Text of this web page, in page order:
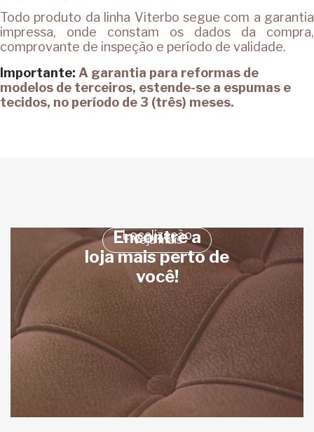
Todo produto da linha Viterbo segue com a garantia
impressa, onde constam os dados da compra,
comprovante de inspeção e período de validade.
Importante: A garantia para reformas de
modelos de terceiros, estende-se a espumas e
tecidos, no período de 3 (três) meses.
Localização
Encontre a
loja mais perto de
você!
Veja mais